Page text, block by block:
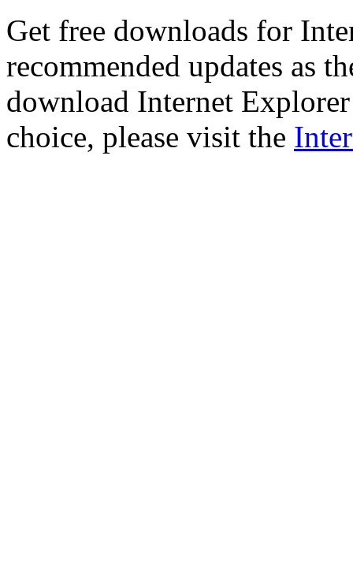
Get free downloads for
recommended updates as
download Internet
choice, please visit the